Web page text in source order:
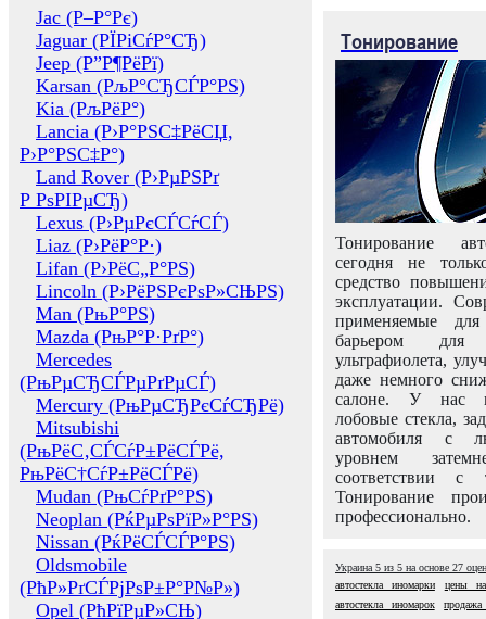
Jac (Р–Р°Рє)
Jaguar (РЇРіСѓР°СЂ)
Jeep (Р”Р¶РёРї)
Karsan (РљР°СЂСЃР°РЅ)
Kia (РљРёР°)
Lancia (Р›Р°РЅС‡РёСЏ,
Р›Р°РЅС‡Р°)
Land Rover (Р›РµРЅРґ
Р РѕРІРµСЂ)
Lexus (Р›РµРєСЃСѓСЃ)
Liaz (Р›РёР°Р·)
Lifan (Р›РёС„Р°РЅ)
Lincoln (Р›РёРЅРєРѕР»СЊРЅ)
Man (РњР°РЅ)
Mazda (РњР°Р·РґР°)
Mercedes
(РњРµСЂСЃРµРґРµСЃ)
Mercury (РњРµСЂРєСѓСЂРё)
Mitsubishi
(РњРёС‚СЃСѓР±РёСЃРё,
РњРёС†СѓР±РёСЃРё)
Mudan (РњСѓРґР°РЅ)
Neoplan (РќРµРѕРїР»Р°РЅ)
Nissan (РќРёСЃСЃР°РЅ)
Oldsmobile
(РћР»РґСЃРјРѕР±Р°Р№Р»)
Opel (РћРїРµР»СЊ)
Тонирование
Тонирование
сегодня не
средство
эксплуатации.
применяемые
барьером для
ультрафиолета,
даже немного
салоне. У нас
лобовые стекла,
автомобиля с
уровнем
соответствии с
Тонирование
профессионально.
Украина 5 из 5 на основе 27
автостекла иномарки
цены
автостекла иномарок
продажа